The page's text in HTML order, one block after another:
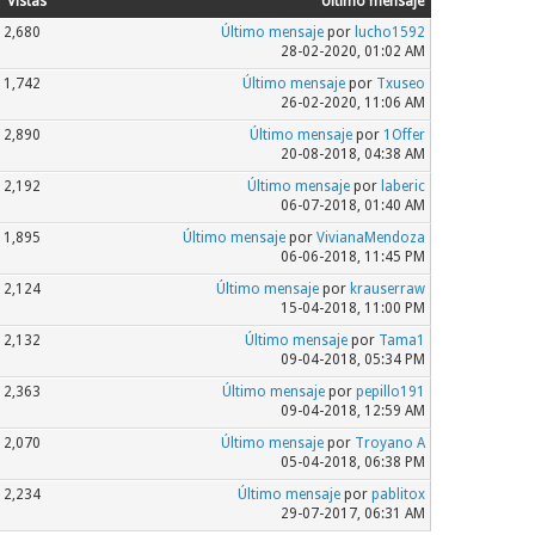
2,680 Último mensajepor lucho1592
28-02-2020, 01:02 AM
1,742 Último mensajepor Txuseo
26-02-2020, 11:06 AM
2,890 Último mensajepor 1Offer
20-08-2018, 04:38 AM
2,192 Último mensajepor laberic
06-07-2018, 01:40 AM
1,895 Último mensajepor VivianaMendoza
06-06-2018, 11:45 PM
2,124 Último mensajepor krauserraw
15-04-2018, 11:00 PM
2,132 Último mensajepor Tama1
09-04-2018, 05:34 PM
2,363 Último mensajepor pepillo191
09-04-2018, 12:59 AM
2,070 Último mensajepor Troyano A
05-04-2018, 06:38 PM
2,234 Último mensajepor pablitox
29-07-2017, 06:31 AM